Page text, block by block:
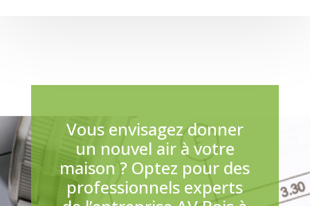
Vous envisagez donner
un nouvel air à votre
maison ? Optez pour des
professionnels experts